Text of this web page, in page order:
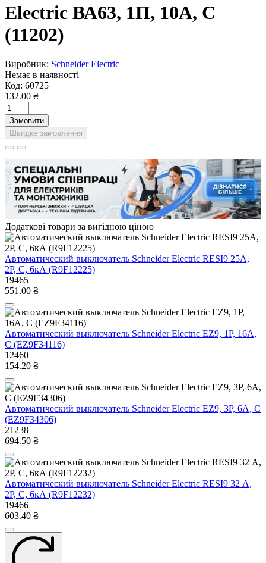
Electric ВА63, 1П, 10A, C
(11202)
Виробник: Schneider Electric
Немає в наявності
Код: 60725
132.00 ₴
Замовити
Швидке замовлення
Додаткові товари за вигідною ціною
Автоматический выключатель Schneider Electric RESI9 25А,
2P, С, 6кА (R9F12225)
19465
551.00 ₴
Автоматический выключатель Schneider Electric EZ9, 1Р, 16А,
С (EZ9F34116)
12460
154.20 ₴
Автоматический выключатель Schneider Electric EZ9, 3Р, 6А, С
(EZ9F34306)
21238
694.50 ₴
Автоматический выключатель Schneider Electric RESI9 32 А,
2P, С, 6кА (R9F12232)
19466
603.40 ₴